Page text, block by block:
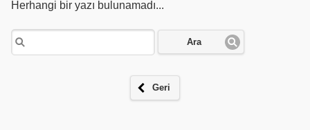
Herhangi bir yazı bulunamadı...
Ara
Geri